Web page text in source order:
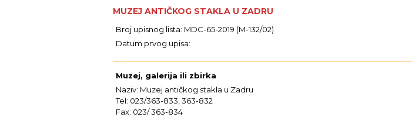
MUZEJ ANTIČKOG STAKLA U ZADRU
Broj upisnog lista: MDC-65-2019 (M-132/02)
Datum prvog upisa:
Muzej, galerija ili zbirka
Naziv: Muzej antičkog stakla u Zadru
Tel: 023/363-833, 363-832
Fax: 023/ 363-834